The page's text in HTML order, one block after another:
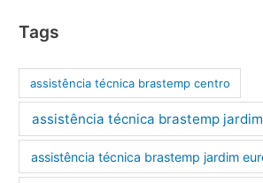
Tags
assistência técnica brastemp centro
assistência técnica brastemp
assistência técnica brastemp jardim